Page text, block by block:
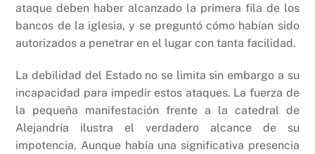
ataque deben haber alcanzado la primera fila de los
bancos de la iglesia, y se preguntó cómo habían sido
autorizados a penetrar en el lugar con tanta facilidad.
La debilidad del Estado no se limita sin embargo a su
incapacidad para impedir estos ataques. La fuerza de
la pequeña manifestación frente a la catedral de
Alejandría ilustra el verdadero alcance de su
impotencia. Aunque había una significativa presencia